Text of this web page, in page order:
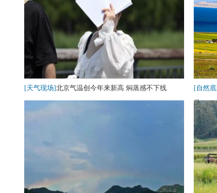
[天气现场]北京气温创今年来新高 焖蒸感不下线
[自然
卷